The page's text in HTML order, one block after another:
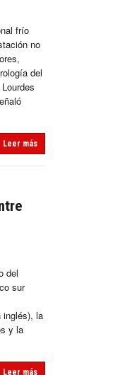
frío
no
del
Leer más
del
sur
inglés), la
y la
Leer más